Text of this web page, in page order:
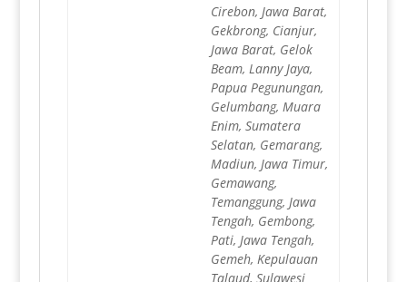
Cirebon, Jawa Barat,
Gekbrong, Cianjur,
Jawa Barat, Gelok
Beam, Lanny Jaya,
Papua Pegunungan,
Gelumbang, Muara
Enim, Sumatera
Selatan, Gemarang,
Madiun, Jawa Timur,
Gemawang,
Temanggung, Jawa
Tengah, Gembong,
Pati, Jawa Tengah,
Gemeh, Kepulauan
Talaud, Sulawesi